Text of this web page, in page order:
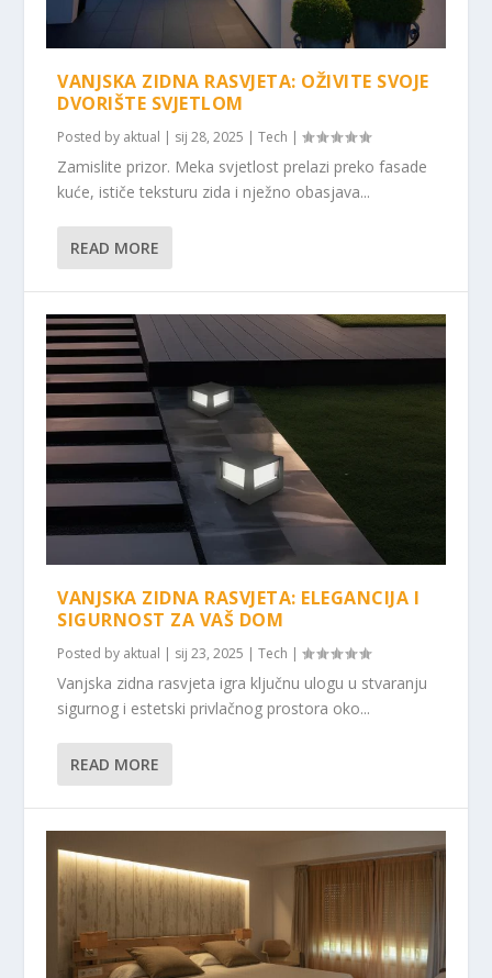
VANJSKA ZIDNA RASVJETA: OŽIVITE SVOJE
DVORIŠTE SVJETLOM
Posted by aktual | sij 28, 2025 |Tech |
Zamislite prizor. Meka svjetlost prelazi preko fasade
kuće, ističe teksturu zida i nježno obasjava...
READ MORE
VANJSKA ZIDNA RASVJETA: ELEGANCIJA I
SIGURNOST ZA VAŠ DOM
Posted by aktual | sij 23, 2025 |Tech |
Vanjska zidna rasvjeta igra ključnu ulogu u stvaranju
sigurnog i estetski privlačnog prostora oko...
READ MORE